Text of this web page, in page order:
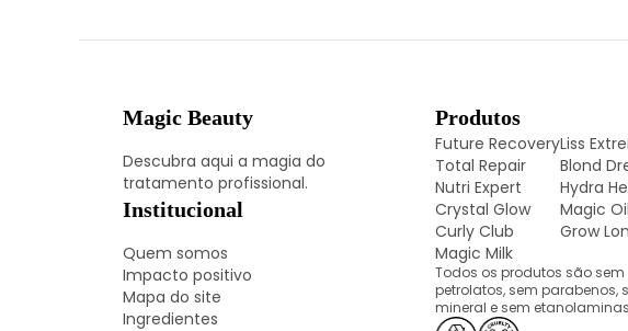
Magic Beauty
Descubra aqui a magia do
tratamento profissional.
Institucional
Quem somos
Impacto positivo
Mapa do site
Ingredientes
Produtos
Future Recovery
Total Repair
Nutri Expert
Crystal Glow
Curly Club
Magic Milk
Liss
Blond
Hydra
Magic Oil
Grow
Todos os produtos são sem
petrolatos, sem parabenos,
mineral e sem